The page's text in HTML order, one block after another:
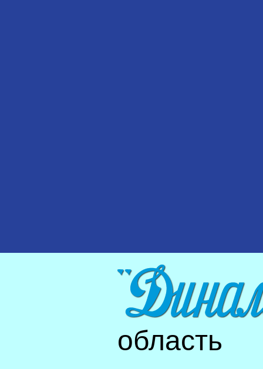
область